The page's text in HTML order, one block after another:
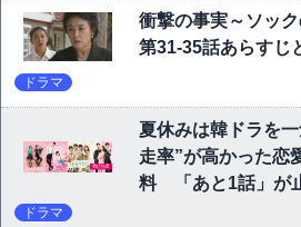
衝撃の事実～ソッ
第31-35話あらすじ
ドラマ
夏休みは韓ドラを
走率”が高かった恋
料 「あと1話」が
ドラマ